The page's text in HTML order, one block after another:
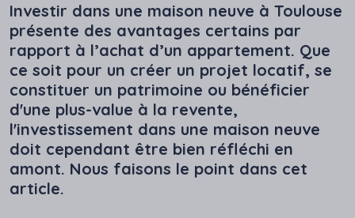
Investir dans une maison neuve à Toulouse
présente des avantages certains par
rapport à l’achat d’un appartement. Que
ce soit pour un créer un projet locatif, se
constituer un patrimoine ou bénéficier
d'une plus-value à la revente,
l'investissement dans une maison neuve
doit cependant être bien réfléchi en
amont. Nous faisons le point dans cet
article.